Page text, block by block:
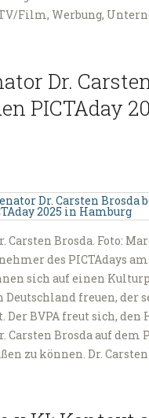
Film, Werbung,
Dr.
PICTAday
Carsten Brosda. Foto:
des PICTAdays
sich auf einen
Deutschland freuen, der
Der BVPA freut sich, den
Carsten Brosda auf dem
zu können. Dr.